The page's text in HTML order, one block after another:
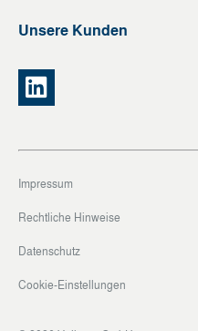
Unsere Kunden
Impressum
Rechtliche Hinweise
Datenschutz
Cookie-Einstellungen